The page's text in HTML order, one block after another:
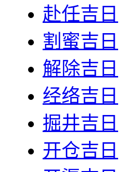
赴任吉日
割蜜吉日
解除吉日
经络吉日
掘井吉日
开仓吉日